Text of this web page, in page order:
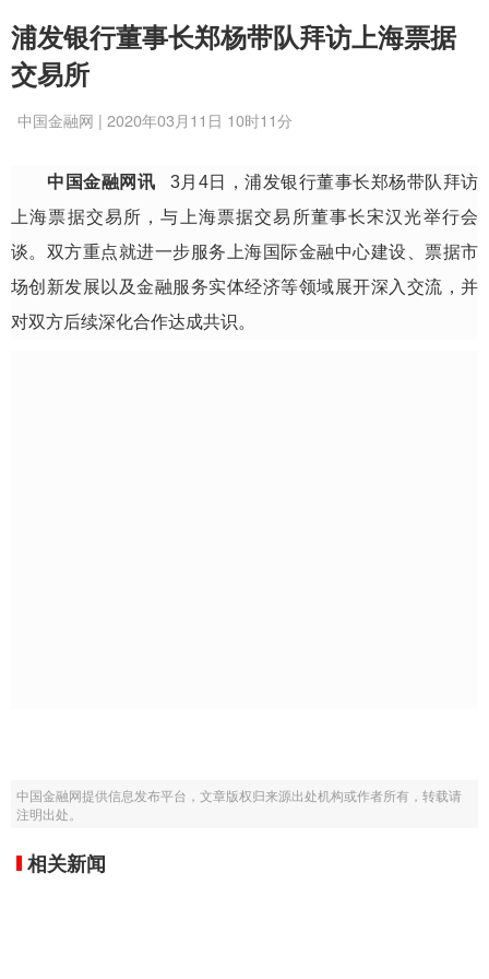
浦发银行董事长郑杨带队拜访上海票据
交易所
中国金融网 | 2020年03月11日 10时11分
中国金融网讯
3月4日，浦发银行董事长郑杨带队拜访
上海票据交易所，与上海票据交易所董事长宋汉光举行会
谈。双方重点就进一步服务上海国际金融中心建设、票据市
场创新发展以及金融服务实体经济等领域展开深入交流，并
对双方后续深化合作达成共识。
中国金融网提供信息发布平台，文章版权归来源出处机构或作者所有，转载请
注明出处。
相关新闻